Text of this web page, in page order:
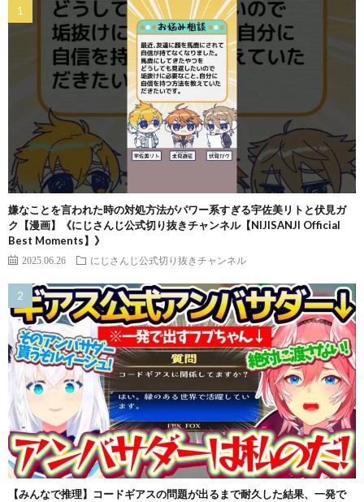
嫌なことを言われた時の対処方法がパワー系すぎる宇佐美リトと伏見ガ
ク【漫画】《にじさんじ公式切り抜きチャンネル【NIJISANJI Official
Best Moments】》
2025.06.26 にじさんじ公式切り抜きチャンネル
【みんなで推理】コードギアスの問題が出るまで耐久した結果、一発で